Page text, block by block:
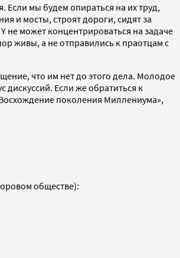
мы будем опираться на их труд,
и мосты, строят дороги, сидят за
не может концентрироваться на задаче
живы, а не отправились к праотцам с
что им нет до этого дела. Молодое
дискуссий. Если же обратиться к
поколения Миллениума»,
обществе):